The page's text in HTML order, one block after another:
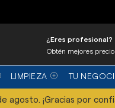
Equipo de
¿Eres profesional?
Obtén mejores
LIMPIEZA TU
agosto. ¡Gracias por